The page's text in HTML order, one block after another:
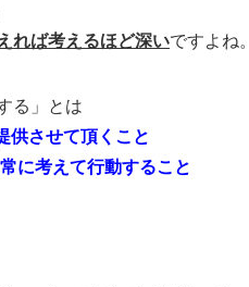
れば考えるほど深いですよね。
る」とは
供させて頂くこと
に考えて行動すること